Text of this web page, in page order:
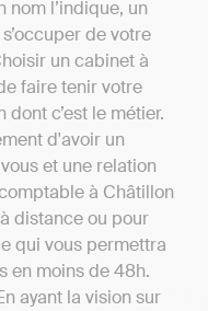
nom l’indique, un
de votre
un cabinet à
faire tenir votre
c’est le métier.
d'avoir un
et une relation
à Châtillon
distance ou pour
qui vous permettra
en moins de 48h.
ayant la vision sur